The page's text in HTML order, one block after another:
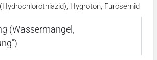
Hygroton, Furosemid
(Wassermangel,